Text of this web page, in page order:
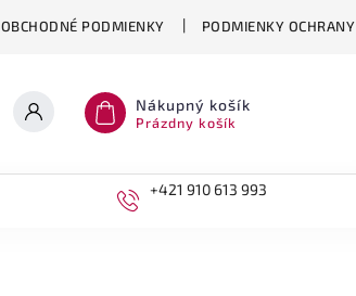
OBCHODNÉ PODMIENKY PODMIENKY
Nákupný košík
Prázdny košík
+421 910 613 993